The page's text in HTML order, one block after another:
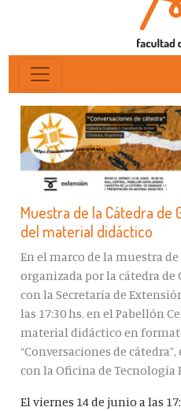
Muestra de la Cátedra de
del material didáctico
En el marco de la muestra
organizada por la cátedra
con la Secretaría de
las 17:30 hs. en el Pabellón
material didáctico en
“Conversaciones de
con la Oficina de Tecnología
El viernes 14 de junio a las